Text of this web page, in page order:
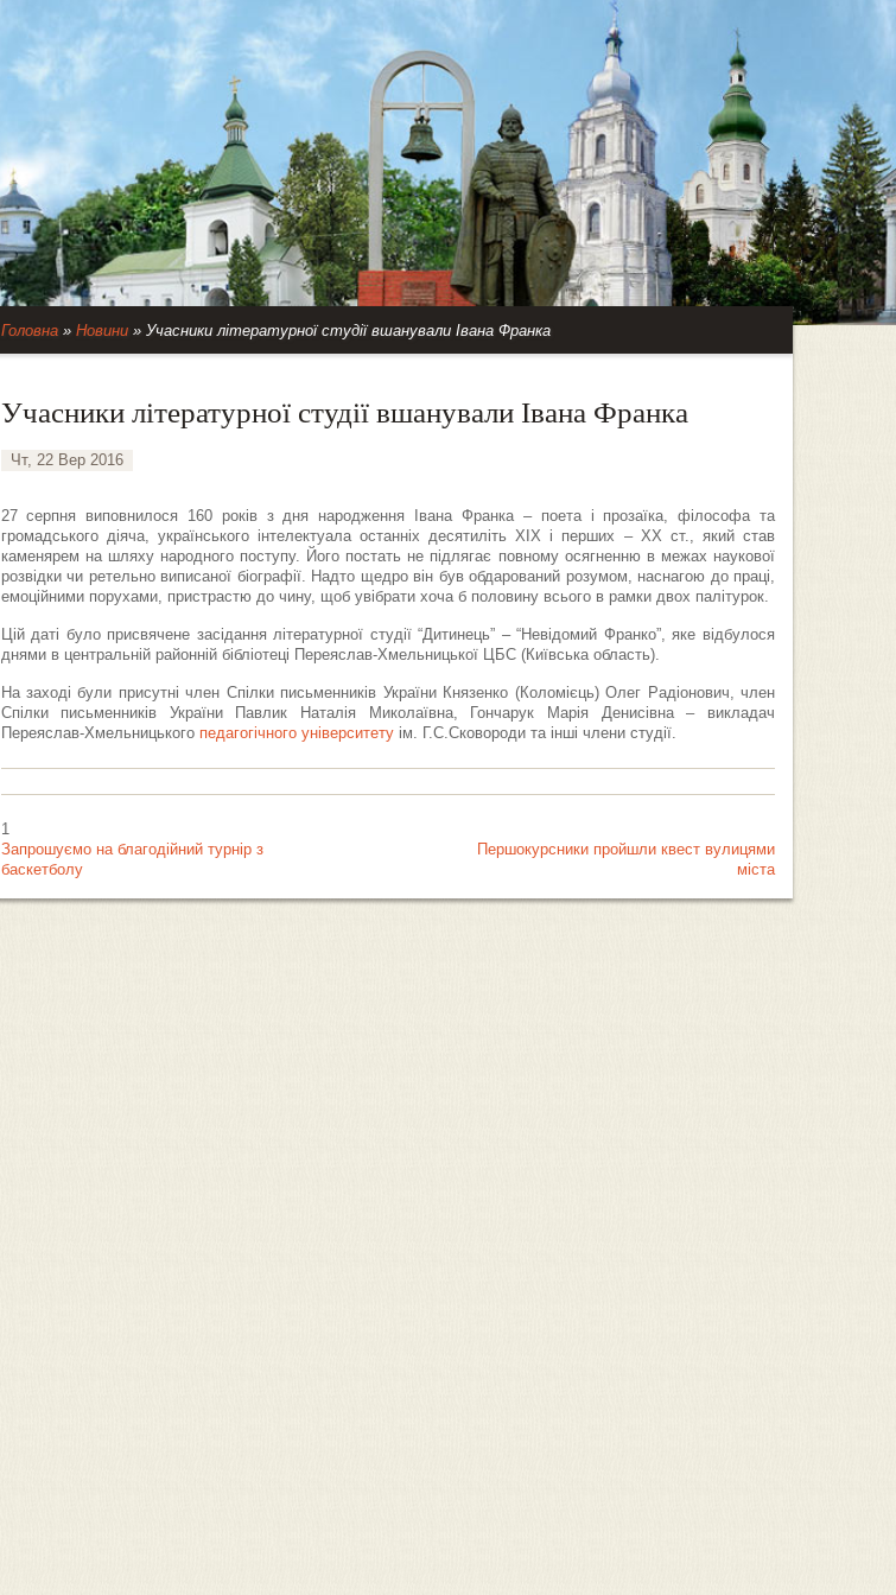
Головна» Новини» Учасники літературної студії вшанували Івана Франка
Учасники літературної студії вшанували Івана Франка
Чт, 22 Вер 2016
27 серпня виповнилося 160 років з дня народження Івана Франка – поета і прозаїка, філософа та
громадського діяча, українського інтелектуала останніх десятиліть XIX і перших – XX cт., який став
каменярем на шляху народного поступу. Його постать не підлягає повному осягненню в межах наукової
розвідки чи ретельно виписаної біографії. Надто щедро він був обдарований розумом, наснагою до праці,
емоційними порухами, пристрастю до чину, щоб увібрати хоча б половину всього в рамки двох палітурок.
Цій даті було присвячене засідання літературної студії “Дитинець” – “Невідомий Франко”, яке відбулося
днями в центральній районній бібліотеці Переяслав-Хмельницької ЦБС (Київська область).
На заході були присутні член Спілки письменників України Князенко (Коломієць) Олег Радіонович, член
Спілки письменників України Павлик Наталія Миколаївна, Гончарук Марія Денисівна – викладач
Переяслав-Хмельницького педагогічного університетуім. Г.С.Сковороди та інші члени студії.
1
Запрошуємо на благодійний турнір з
баскетболу
Першокурсники пройшли квест вулицями
міста